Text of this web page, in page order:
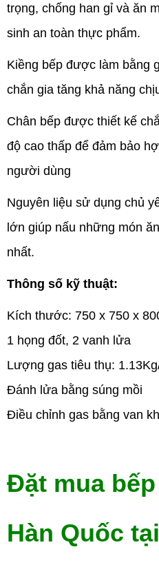
trọng, chống han gỉ và ăn
sinh an toàn thực phẩm.
Kiềng bếp được làm bằng
chắn gia tăng khả năng
Chân bếp được thiết kế
độ cao thấp để đảm bảo
người dùng
Nguyên liệu sử dụng chủ
lớn giúp nấu những món
nhất.
Thông số kỹ thuật:
Kích thước: 750 x 750 x
1 họng đốt, 2 vanh lửa
Lượng gas tiêu thụ:
Đánh lửa bằng súng mồi
Điều chỉnh gas bằng van
Đặt mua
Hàn Quốc